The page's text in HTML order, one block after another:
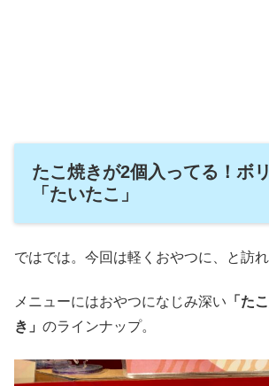
たこ焼きが2個入ってる！ボ
「たいたこ」
ではでは。今回は軽くおやつに、と訪れ
メニューにはおやつになじみ深い 「た
き」 のラインナップ。